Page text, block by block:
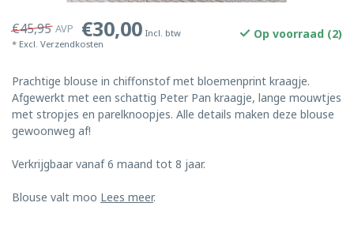
€45,95 AVP €30,00 Incl. btw
* Excl. Verzendkosten
Op voorraad (2)
Prachtige blouse in chiffonstof met bloemenprint kraagje.
Afgewerkt met een schattig Peter Pan kraagje, lange mouwtjes
met stropjes en parelknoopjes. Alle details maken deze blouse
gewoonweg af!
Verkrijgbaar vanaf 6 maand tot 8 jaar.
Blouse valt moo Lees meer.